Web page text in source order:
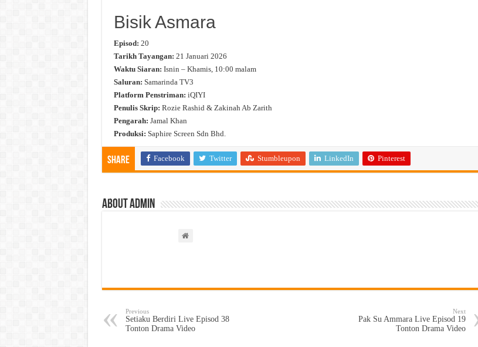
Bisik Asmara
Episod: 20
Tarikh Tayangan: 21 Januari 2026
Waktu Siaran: Isnin – Khamis, 10:00 malam
Saluran: Samarinda TV3
Platform Penstriman: iQIYI
Penulis Skrip: Rozie Rashid & Zakinah Ab Zarith
Pengarah: Jamal Khan
Produksi: Saphire Screen Sdn Bhd.
Share Facebook Twitter Stumbleupon LinkedIn Pinterest
About admin
Previous
Setiaku Berdiri Live Episod 38
Tonton Drama Video
Next
Pak Su Ammara Live Episod 19
Tonton Drama Video